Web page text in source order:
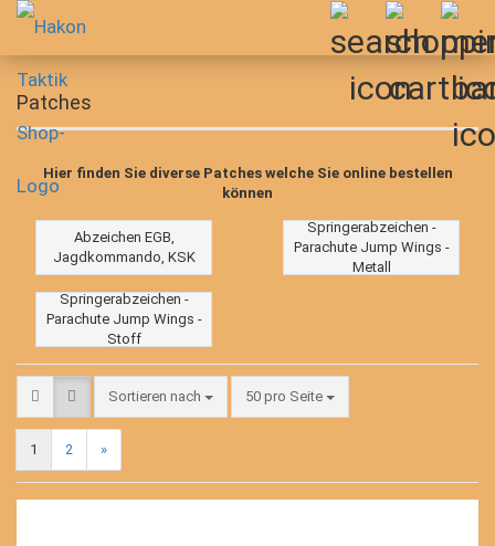
Patches
Hier finden Sie diverse Patches welche Sie online bestellen
können
Abzeichen EGB,
Jagdkommando, KSK
Springerabzeichen -
Parachute Jump Wings -
Metall
Springerabzeichen -
Parachute Jump Wings -
Stoff
Sortieren nach
Sortieren nach 50 pro Seite
pro Seite
1 2 »